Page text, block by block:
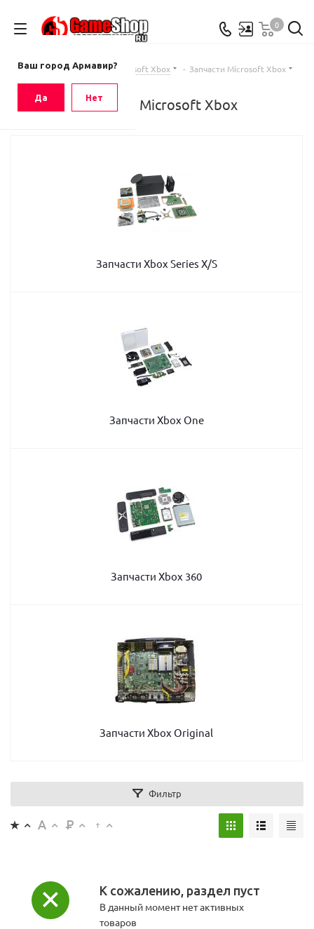
Ваш город Армавир?
Да Нет
0
Главная - Каталог - Microsoft Xbox - Запчасти Microsoft Xbox
Запчасти Microsoft Xbox
Запчасти Xbox Series X/S
Запчасти Xbox One
Запчасти Xbox 360
Запчасти Xbox Original
Фильтр
К сожалению, раздел пуст
В данный момент нет активных
товаров